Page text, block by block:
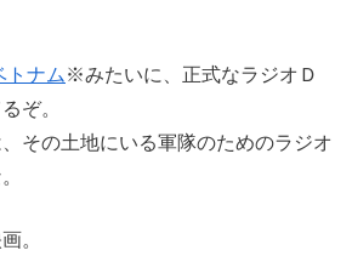
トナム ※みたいに、正式なラジオＤ
ぞ。
その土地にいる軍隊のためのラジオ
。